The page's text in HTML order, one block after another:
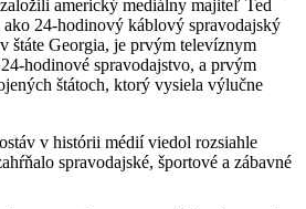
americký mediálny majiteľ Ted
ako 24-hodinový káblový spravodajský
štáte Georgia, je prvým televíznym
hodinové spravodajstvo, a prvým
štátoch, ktorý vysiela výlučne
v histórii médií viedol rozsiahle
spravodajské, športové a zábavné